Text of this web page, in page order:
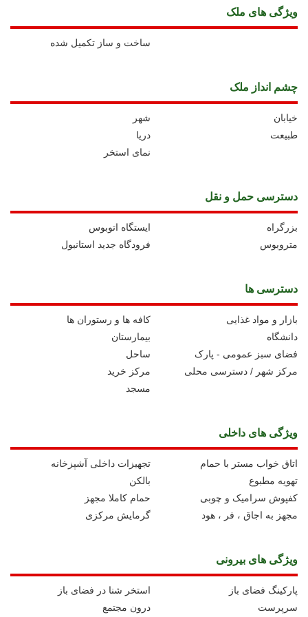
ويژگی های ملک
ساخت و ساز تکمیل شده
چشم انداز ملک
شهر
خیابان
دریا
طبیعت
نمای استخر
دسترسی حمل و نقل
ايستگاه اتوبوس
بزرگراه
فرودگاه جدید استانبول
متروبوس
دسترسی ها
کافه ها و رستوران ها
بازار و مواد غذایی
بیمارستان
دانشگاه
ساحل
فضای سبز عمومی - پارک
مرکز خرید
مرکز شهر / دسترسی محلی
مسجد
ویژگی های داخلی
تجهیزات داخلی آشپزخانه
اتاق خواب مستر با حمام
بالکن
تهویه مطبوع
حمام کاملا مجهز
کفپوش سرامیک و چوبی
گرمایش مرکزی
مجهز به اجاق ، فر ، هود
ویژگی های بیرونی
استخر شنا در فضای باز
پارکینگ فضای باز
درون مجتمع
سرپرست